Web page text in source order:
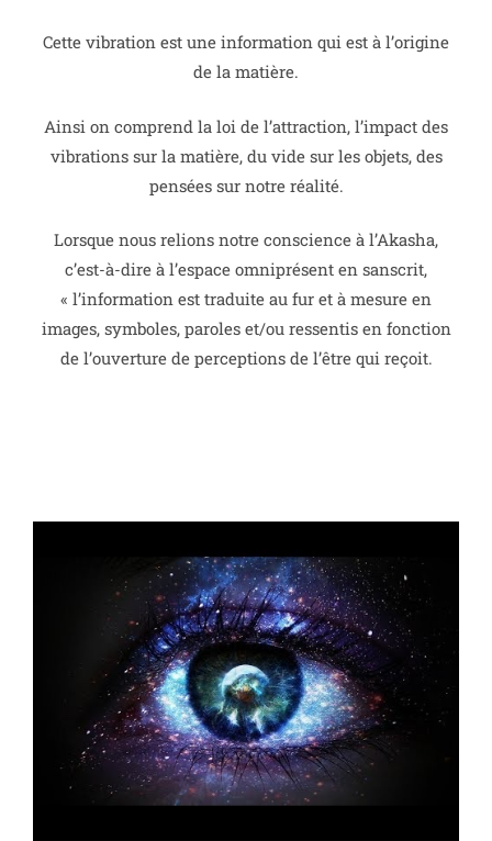
Cette vibration est une information qui est à l’origine
de la matière.
Ainsi on comprend la loi de l’attraction, l’impact des
vibrations sur la matière, du vide sur les objets, des
pensées sur notre réalité.
Lorsque nous relions notre conscience à l’Akasha,
c’est-à-dire à l’espace omniprésent en sanscrit,
« l’information est traduite au fur et à mesure en
images, symboles, paroles et/ou ressentis en fonction
de l’ouverture de perceptions de l’être qui reçoit.